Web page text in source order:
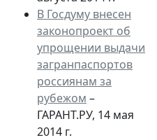
В Госдуму внесен
законопроект об
упрощении выдачи
загранпаспортов
россиянам за
рубежом –
ГАРАНТ.РУ, 14 мая
2014 г.